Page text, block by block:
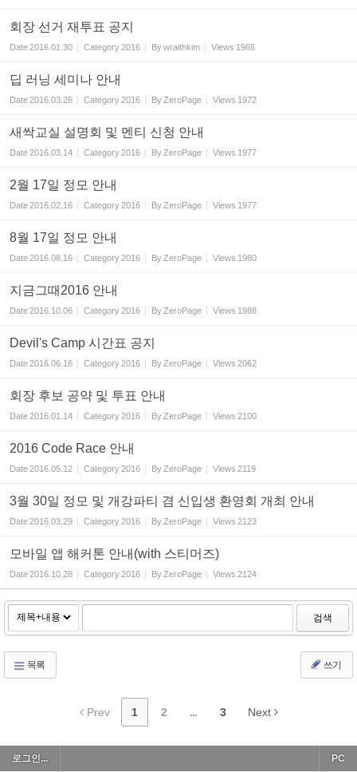
회장 선거 재투표 공지
Date2016.01.30 Category2016 Bywraithkim Views 1965
딥 러닝 세미나 안내
Date2016.03.26 Category2016 By ZeroPage Views 1972
새싹교실 설명회 및 멘티 신청 안내
Date2016.03.14 Category2016 By ZeroPage Views 1977
2월 17일 정모 안내
Date2016.02.16 Category2016 By ZeroPage Views 1977
8월 17일 정모 안내
Date2016.08.16 Category2016 By ZeroPage Views 1980
지금그때2016 안내
Date2016.10.06 Category2016 By ZeroPage Views 1988
Devil's Camp 시간표 공지
Date2016.06.16 Category2016 By ZeroPage Views 2062
회장 후보 공약 및 투표 안내
Date2016.01.14 Category2016 By ZeroPage Views 2100
2016 Code Race 안내
Date2016.05.12 Category2016 By ZeroPage Views 2119
3월 30일 정모 및 개강파티 겸 신입생 환영회 개최 안내
Date2016.03.29 Category2016 By ZeroPage Views 2123
모바일 앱 해커톤 안내(with 스티머즈)
Date2016.10.28 Category2016 By ZeroPage Views 2124
검색
목록 쓰기
Prev 1 2 ... 3 Next
로그인... PC